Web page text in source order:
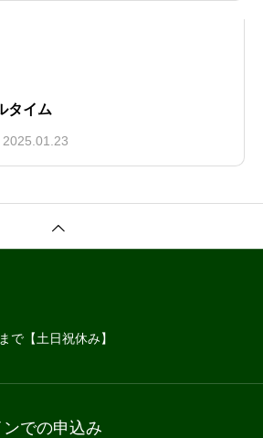
タイム
2025.01.23
で【土日祝休み】
での申込み